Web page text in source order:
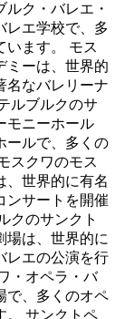
ク・バレエ・
レエ学校で、多
います。 モス
ミーは、世界的
名なバレリーナ
ルブルクのサ
モニーホール
ールで、多くの
スクワのモス
、世界的に有名
ンサートを開催
クのサンクト
場は、世界的に
レエの公演を行
・オペラ・バ
で、多くのオペ
。 サンクトペ